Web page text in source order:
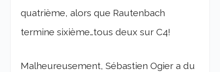
quatrième, alors que Rautenbach
termine sixième…tous deux sur C4!
Malheureusement, Sébastien Ogier a du